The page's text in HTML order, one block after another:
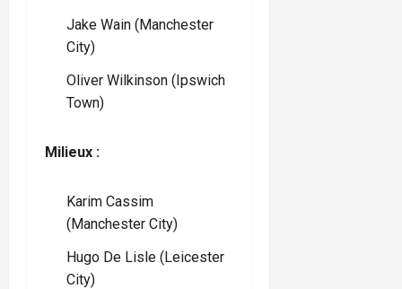
Jake Wain (Manchester
City)
Oliver Wilkinson (Ipswich
Town)
Milieux :
Karim Cassim
(Manchester City)
Hugo De Lisle (Leicester
City)